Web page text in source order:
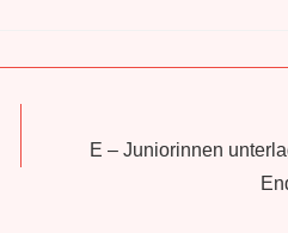
E – Juniorinnen